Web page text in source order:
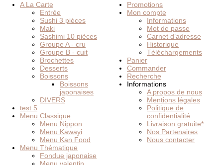
A La Carte
Entrée
Sushi 3 pièces
Maki
Sashimi 10 pièces
Groupe A - cru
Groupe B - cuit
Brochettes
Desserts
Boissons
Boissons
japonaises
DIVERS
test 5
Menu Classique
Menu Nippon
Menu Kawayi
Menu Kan Food
Menu Thématique
Fondue japonaise
Promotions
Mon compte
Informations
Mot de passe
Carnet d’adresse
Historique
Téléchargements
Panier
Commander
Recherche
Informations
A propos de nous
Mentions légales
Politique de
confidentialité
Livraison gratuite*
Nos Partenaires
Nous contacter